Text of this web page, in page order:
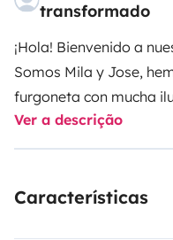
transformado
¡Hola! Bienvenido a
Somos Mila y Jose,
furgoneta con mucha
compartir con vosotros
Nuestra Camper es el
naturaleza, gracias a
Ver a descrição
Características